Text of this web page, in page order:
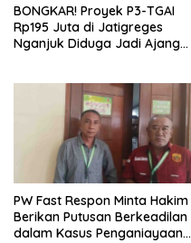
BONGKAR! Proyek P3-TGAI
Rp195 Juta di Jatigreges
Nganjuk Diduga Jadi Ajang
PW Fast Respon Minta Hakim
Berikan Putusan Berkeadilan
dalam Kasus Penganiayaan